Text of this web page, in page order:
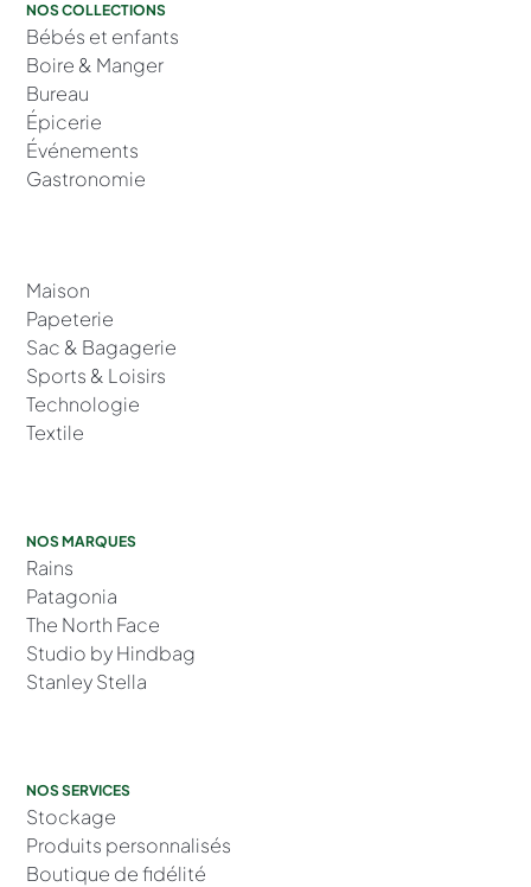
NOS COLLECTIONS
Bébés et enfants
Boire & Manger
Bureau
Épicerie
Événements
Gastronomie
Maison
Papeterie
Sac & Bagagerie
Sports & Loisirs
Technologie
Textile
NOS MARQUES
Rains
Patagonia
The North Face
Studio by Hindbag
Stanley Stella
NOS SERVICES
Stockage
Produits personnalisés
Boutique de fidélité